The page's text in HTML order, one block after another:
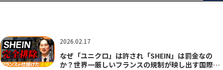
2026.02.17
なぜ「ユニクロ」は許され「SHEIN」は罰金なの
か？世界一厳しいフランスの規制が映し出す国際政